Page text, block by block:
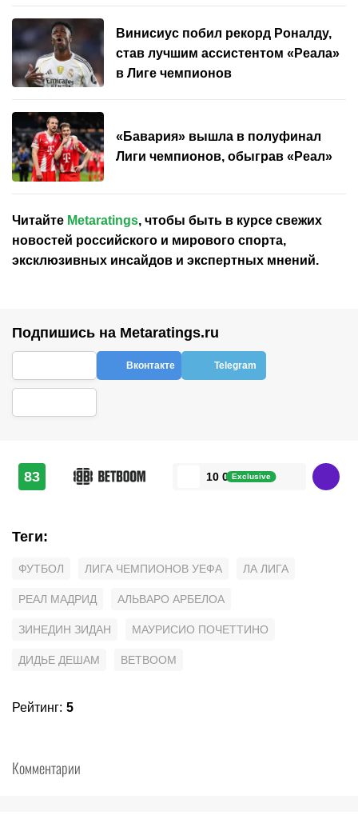
Винисиус побил рекорд Роналду,
став лучшим ассистентом «Реала»
в Лиге чемпионов
«Бавария» вышла в полуфинал
Лиги чемпионов, обыграв «Реал»
Читайте Metaratings, чтобы быть в курсе свежих
новостей российского и мирового спорта,
эксклюзивных инсайдов и экспертных мнений.
Подпишись на Metaratings.ru
Вконтакте Telegram
83 10 000 ₽Exclusive
Теги:
ФУТБОЛ ЛИГА ЧЕМПИОНОВ УЕФА ЛА ЛИГА
РЕАЛ МАДРИД АЛЬВАРО АРБЕЛОА
ЗИНЕДИН ЗИДАН МАУРИСИО ПОЧЕТТИНО
ДИДЬЕ ДЕШАМ BETBOOM
Рейтинг: 5
Комментарии